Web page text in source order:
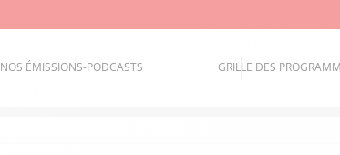
NOS ÉMISSIONS-PODCASTS GRILLE DES